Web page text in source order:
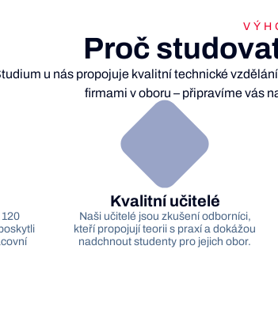
Proč
u nás propojuje kvalitní technické
firmami v oboru – připravíme vás
Kvalitní učitelé
Naši učitelé jsou zkušení odborníci,
kteří propojují teorii s praxí a dokážou
nadchnout studenty pro jejich obor.